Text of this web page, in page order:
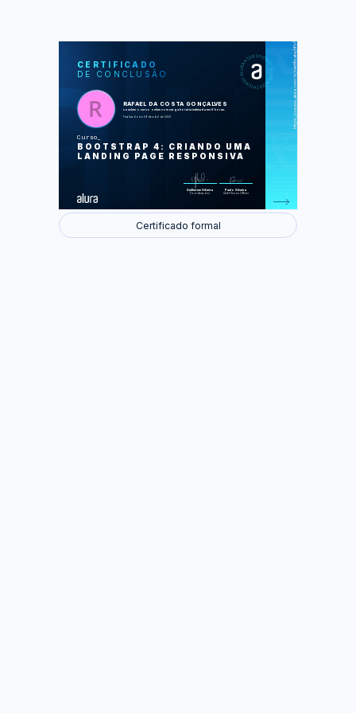
CERTIFICADO
DE CONCLUSÃO
RAFAEL DA COSTA GONÇALVES
concluiu o curso online com carga horária estimada em 8 horas.
Finalizado em 09 de abril de 2023
Curso
BOOTSTRAP 4: CRIANDO UMA
LANDING PAGE RESPONSIVA
Guilherme Silveira
Coordenador
Paulo Silveira
Chief Vision Officer
https://cursos.alura.com.br/certificate/bfb7f4f3-9ce8-4897-84a6-965caa04de4c
LAS
Instalando o bootstrap e
implementando a navbar
Títulos, textos e ferramentas de
Grid
Modais e últimos ajustes
Certificado formal